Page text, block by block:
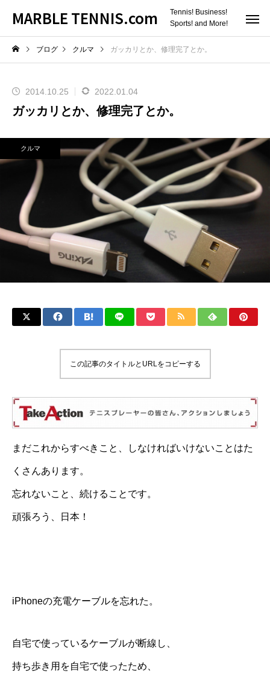
MARBLE TENNIS.com
Tennis! Business!
Sports! and More!
ブログ クルマ ガッカリとか、修理完了とか。
2014.10.25 2022.01.04
ガッカリとか、修理完了とか。
クルマ
この記事のタイトルとURLをコピーする
まだこれからすべきこと、しなければいけないことはた
くさんあります。
忘れないこと、続けることです。
頑張ろう、日本！
iPhoneの充電ケーブルを忘れた。
自宅で使っているケーブルが断線し、
持ち歩き用を自宅で使ったため、